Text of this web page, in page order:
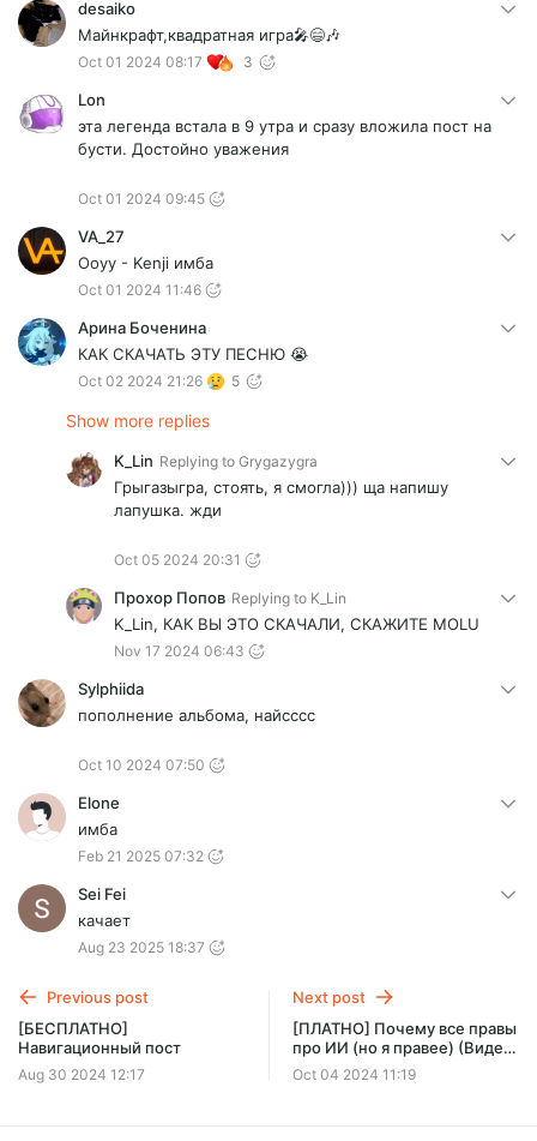
desaiko
Майнкрафт,квадратная игра🎤😄🎶
Oct 01 2024 08:17 3
Lon
эта легенда встала в 9 утра и сразу вложила пост на
бусти. Достойно уважения
Oct 01 2024 09:45
VA_27
Ooyy - Kenji имба
Oct 01 2024 11:46
Арина Боченина
КАК СКАЧАТЬ ЭТУ ПЕСНЮ 😭
Oct 02 2024 21:26 5
Show more replies
K_Lin Replying to Grygazygra
Грыгазыгра, стоять, я смогла))) ща напишу
лапушка. жди
Oct 05 2024 20:31
Прохор Попов Replying to K_Lin
K_Lin, КАК ВЫ ЭТО СКАЧАЛИ, СКАЖИТЕ MOLU
Nov 17 2024 06:43
Sylphiida
пополнение альбома, найсссс
Oct 10 2024 07:50
Elone
имба
Feb 21 2025 07:32
Sei Fei
качает
Aug 23 2025 18:37
Previous post
[БЕСПЛАТНО]
Навигационный пост
Aug 30 2024 12:17
Next post
[ПЛАТНО] Почему все правы
про ИИ (но я правее) (Видео,
11 минут)
Oct 04 2024 11:19